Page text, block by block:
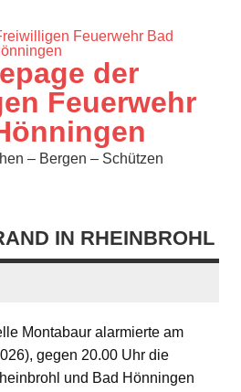
der
Feuerwehr
– Bergen – Schützen
IN RHEINBROHL
Montabaur alarmierte am
gegen 20.00 Uhr die
und Bad Hönningen